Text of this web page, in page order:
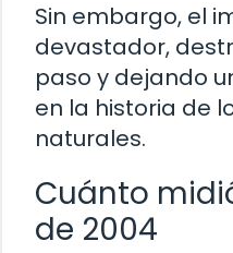
Sin embargo, el
devastador,
paso y dejando
en la historia de
naturales.
Cuánto
de 2004